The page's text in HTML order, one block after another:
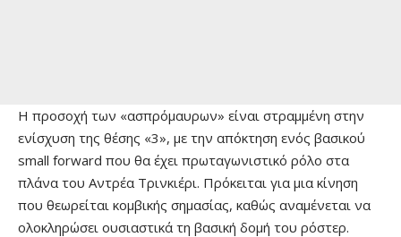
Η προσοχή των «ασπρόμαυρων» είναι στραμμένη στην
ενίσχυση της θέσης «3», με την απόκτηση ενός βασικού
small forward που θα έχει πρωταγωνιστικό ρόλο στα
πλάνα του Αντρέα Τρινκιέρι. Πρόκειται για μια κίνηση
που θεωρείται κομβικής σημασίας, καθώς αναμένεται να
ολοκληρώσει ουσιαστικά τη βασική δομή του ρόστερ.